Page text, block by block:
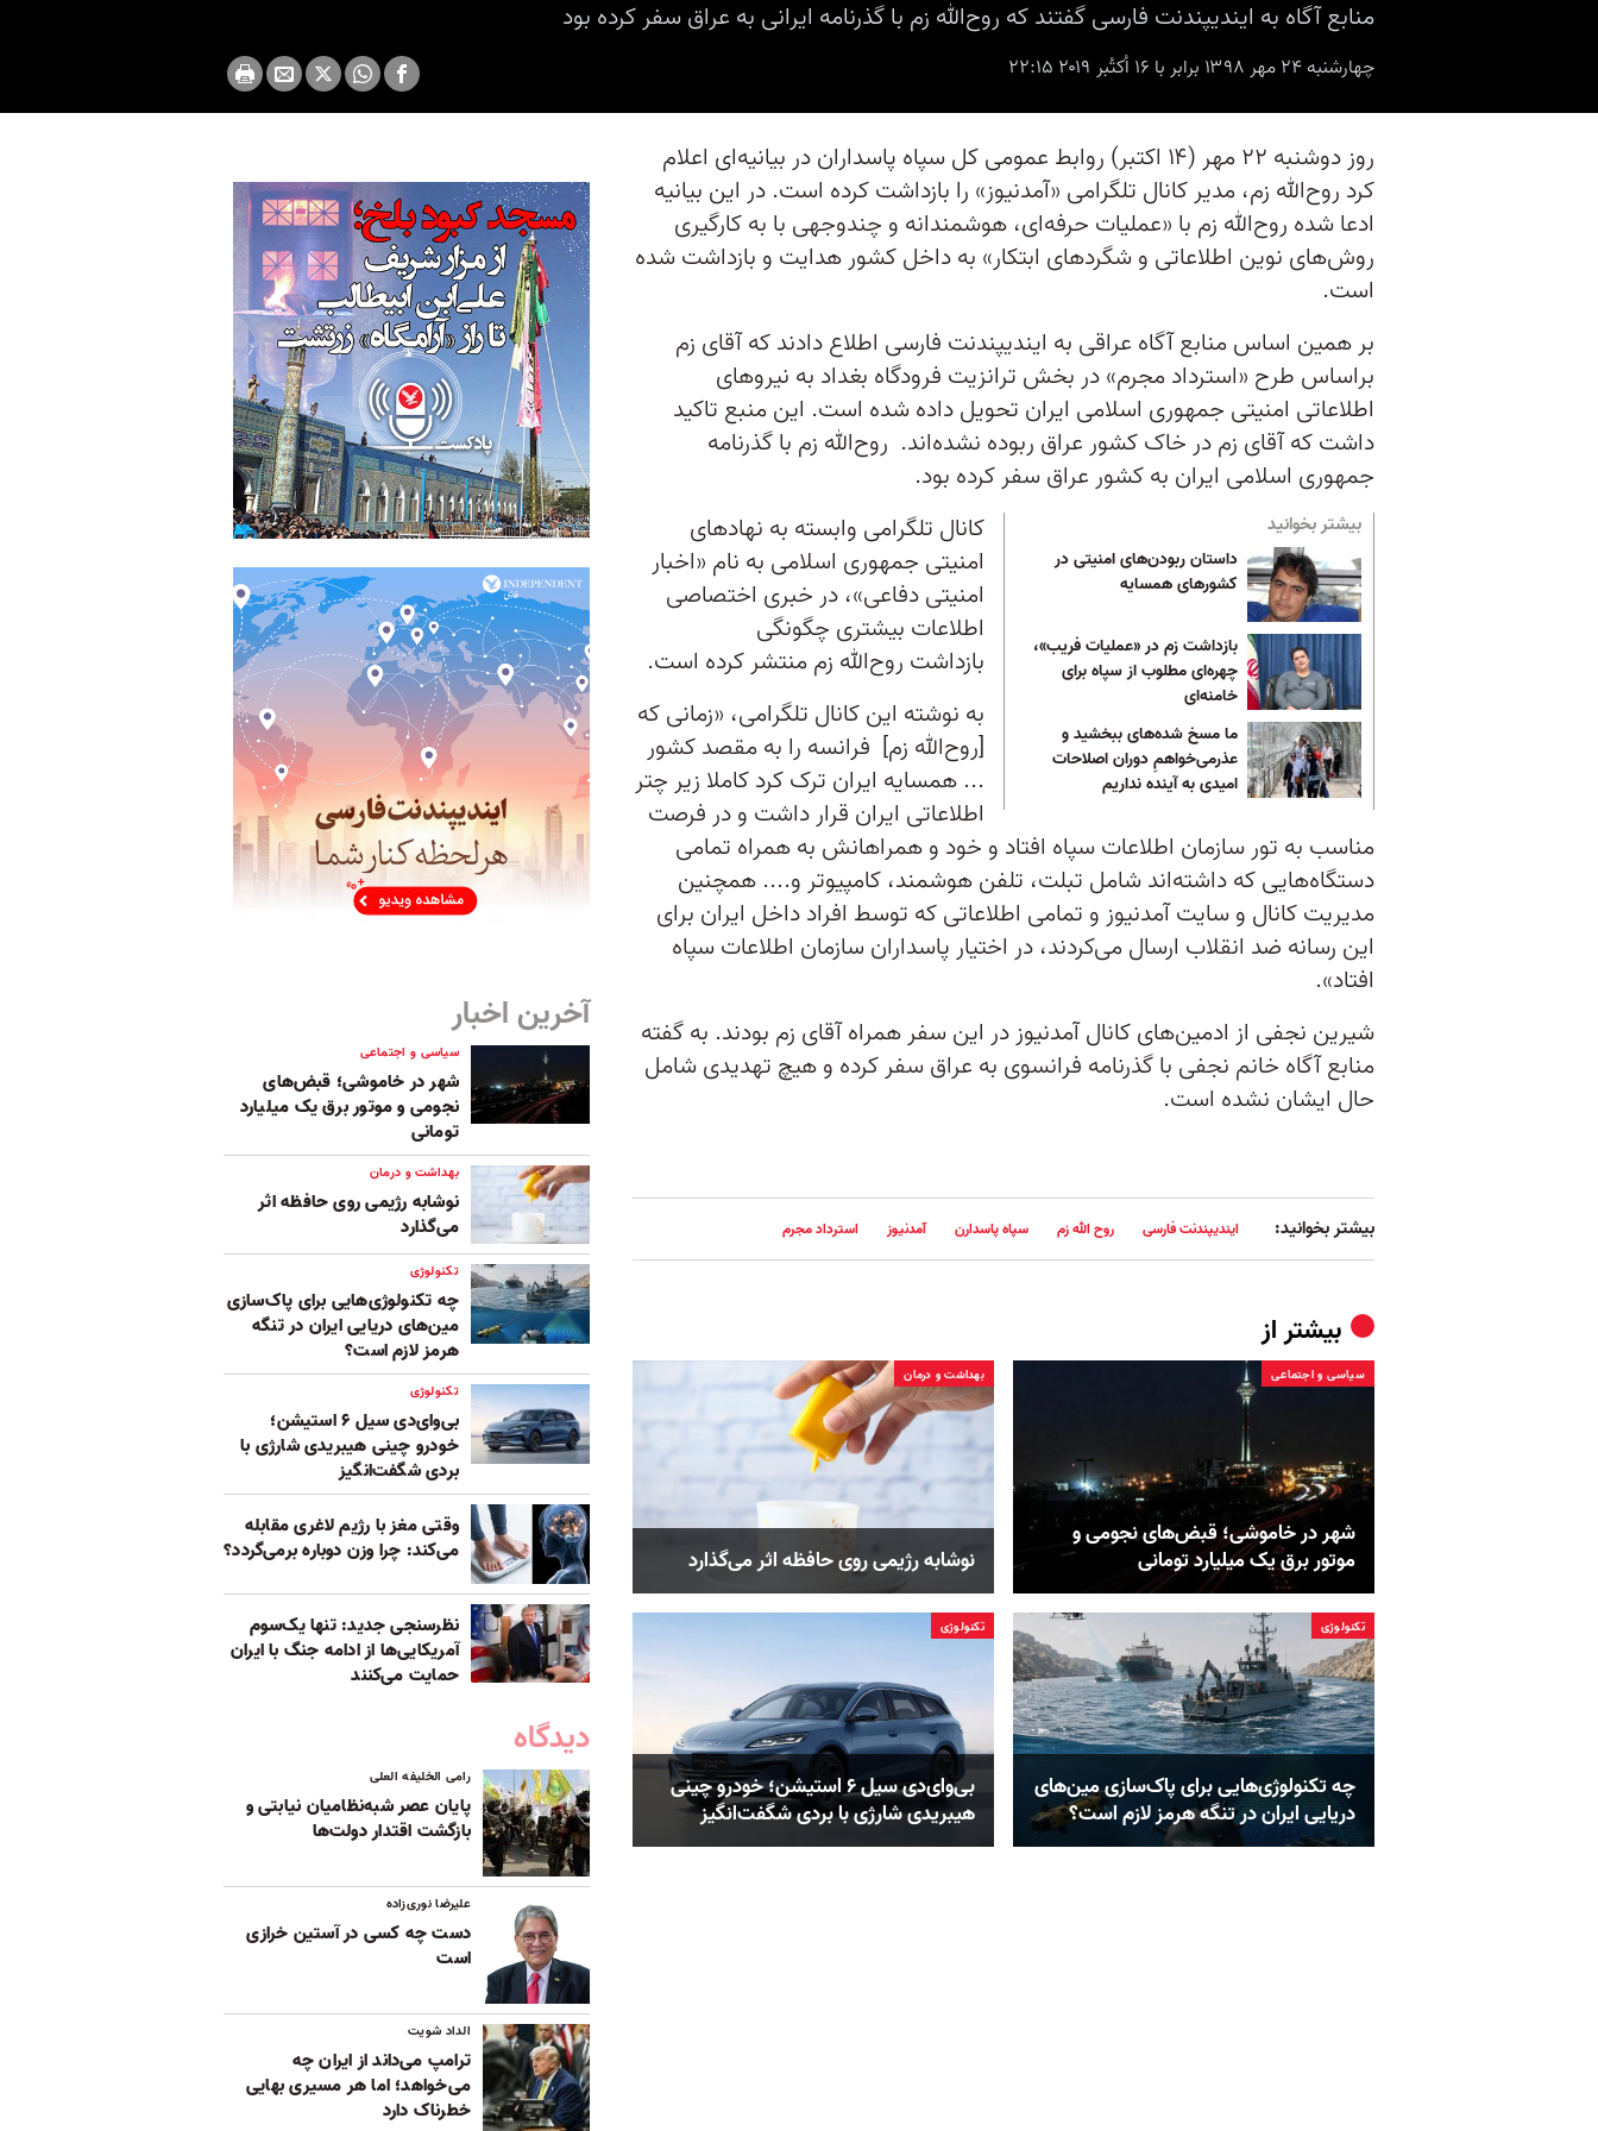
منابع آگاه به ایندیپندنت فارسی گفتند که روح‌الله زم با گذرنامه ایرانی به عراق سفر کرده بود
چهارشنبه ۲۴ مهر ۱۳۹۸ برابر با ۱۶ اُکتُبر ۲۰۱۹ ۲۲:۱۵
روز دوشنبه ۲۲ مهر (۱۴ اکتبر) روابط عمومی کل سپاه پاسداران در بیانیه‌ای اعلام
کرد روح‌الله زم، مدیر کانال تلگرامی «آمدنیوز» را بازداشت کرده است. در این بیانیه
ادعا شده روح‌الله زم با «عملیات حرفه‌ای، هوشمندانه و چندوجهی با به کارگیری
روش‌های نوین اطلاعاتی و شگردهای ابتکار» به داخل کشور هدایت و بازداشت شده
است.
بر همین اساس منابع آگاه عراقی به ایندیپندنت فارسی اطلاع دادند که آقای زم
براساس طرح «استرداد مجرم» در بخش ترانزیت فرودگاه بغداد به نیروهای
اطلاعاتی امنیتی جمهوری اسلامی ایران تحویل داده شده است. این منبع تاکید
داشت که آقای زم در خاک کشور عراق ربوده نشده‌اند. روح‌الله زم با گذرنامه
جمهوری اسلامی ایران به کشور عراق سفر کرده بود.
بیشتر بخوانید
داستان ربودن‌های امنیتی در
کشورهای همسایه
بازداشت زم در «عملیات فریب»،
چهره‌‌ای مطلوب از سپاه برای
خامنه‌ای
ما مسخ شده‌های ببخشید و
عذرمی‌خواهمِ دوران اصلاحات
امیدی به آینده نداریم
کانال تلگرامی وابسته به نهادهای
امنیتی جمهوری اسلامی به نام «اخبار
امنیتی دفاعی»، در خبری اختصاصی
اطلاعات بیشتری چگونگی
بازداشت روح‌الله زم منتشر کرده است.
به نوشته این کانال تلگرامی، «زمانی که
[روح‌الله زم] فرانسه را به مقصد کشور
... همسایه ایران ترک کرد کاملا زیر چتر
اطلاعاتی ایران قرار داشت و در فرصت
مناسب به تور سازمان اطلاعات سپاه افتاد و خود و همراهانش به همراه تمامی
دستگاه‌هایی که داشته‌اند شامل تبلت، تلفن هوشمند، کامپیوتر و.... همچنین
مدیریت کانال و سایت آمدنیوز و تمامی اطلاعاتی که توسط افراد داخل ایران برای
این رسانه ضد انقلاب ارسال می‌کردند، در اختیار پاسداران سازمان اطلاعات سپاه
افتاد».
شیرین نجفی از ادمین‌های کانال آمدنیوز در این سفر همراه آقای زم بودند. به گفته
منابع آگاه خانم نجفی با گذرنامه فرانسوی به عراق سفر کرده و هیچ تهدیدی شامل
حال ایشان نشده است.
بیشتر بخوانید: ایندیپندنت فارسی روح الله زم سپاه پاسدارن آمدنیوز استرداد مجرم
بیشتر از
سیاسی و اجتماعی
شهر در خاموشی؛ قبض‌های نجومی و
موتور برق یک میلیارد تومانی
بهداشت و درمان
نوشابه رژیمی روی حافظه اثر می‌گذارد
تکنولوژی
چه تکنولوژی‌هایی برای پاک‌سازی مین‌های
دریایی ایران در تنگه هرمز لازم است؟
تکنولوژی
بی‌وای‌دی سیل ۶ استیشن؛ خودرو چینی
هیبریدی شارژی با بردی شگفت‌انگیز
آخرین اخبار
سیاسی و اجتماعی
شهر در خاموشی؛ قبض‌های
نجومی و موتور برق یک میلیارد
تومانی
بهداشت و درمان
نوشابه رژیمی روی حافظه اثر
می‌گذارد
تکنولوژی
چه تکنولوژی‌هایی برای پاک‌سازی
مین‌های دریایی ایران در تنگه
هرمز لازم است؟
تکنولوژی
بی‌وای‌دی سیل ۶ استیشن؛
خودرو چینی هیبریدی شارژی با
بردی شگفت‌انگیز
وقتی مغز با رژیم لاغری مقابله
می‌کند: چرا وزن دوباره برمی‌گردد؟
نظرسنجی جدید: تنها یک‌سوم
آمریکایی‌ها از ادامه جنگ با ایران
حمایت می‌کنند
دیدگاه
رامی الخلیفه العلی
پایان عصر شبه‌نظامیان نیابتی و
بازگشت اقتدار دولت‌ها
علیرضا نوری‌زاده
دست چه کسی در آستین خرازی
است
الداد شویت
ترامپ می‌داند از ایران چه
می‌خواهد؛ اما هر مسیری بهایی
خطرناک دارد